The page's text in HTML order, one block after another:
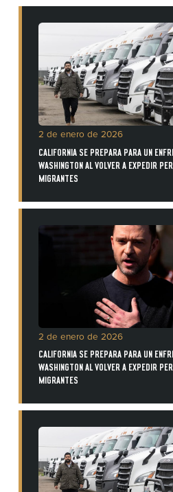
2 de enero de 2026
CALIFORNIA SE PREPARA PARA UN
WASHINGTON AL VOLVER A EXPEDIR
MIGRANTES
2 de enero de 2026
CALIFORNIA SE PREPARA PARA UN
WASHINGTON AL VOLVER A EXPEDIR
MIGRANTES